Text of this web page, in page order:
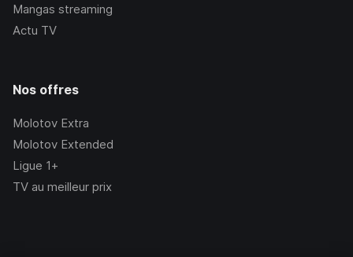
Mangas streaming
Actu TV
Nos offres
Molotov Extra
Molotov Extended
Ligue 1+
TV au meilleur prix